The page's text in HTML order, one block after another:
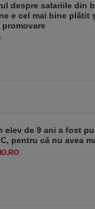
despre salariile din
e cel mai bine
promovare
elev de 9 ani a fost
pentru că nu avea